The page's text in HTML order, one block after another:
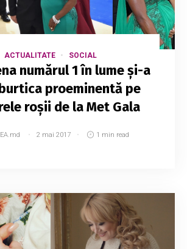
ACTUALITATE SOCIAL
numărul 1 în lume și-a
proeminentă pe
roșii de la Met Gala
EA.md 2 mai 2017 1 min read